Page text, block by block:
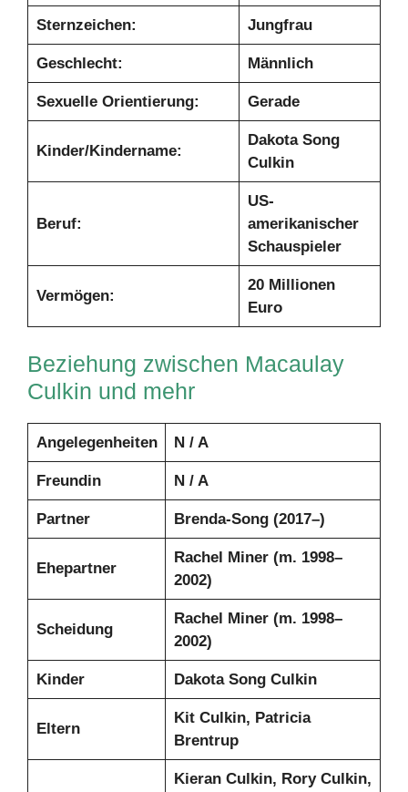
Sternzeichen: Jungfrau
Geschlecht: Männlich
Sexuelle Orientierung: Gerade
Kinder/Kindername:
Dakota Song
Culkin
Beruf:
US-
amerikanischer
Schauspieler
Vermögen:
20 Millionen
Euro
Beziehung zwischen Macaulay
Culkin und mehr
Angelegenheiten N / A
Freundin N / A
Partner Brenda-Song (2017–)
Ehepartner
Rachel Miner (m. 1998–
2002)
Scheidung
Rachel Miner (m. 1998–
2002)
Kinder Dakota Song Culkin
Eltern
Kit Culkin, Patricia
Brentrup
Kieran Culkin, Rory Culkin,